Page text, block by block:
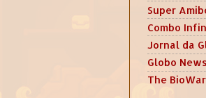
Super
Combo
Jornal da
Globo
The